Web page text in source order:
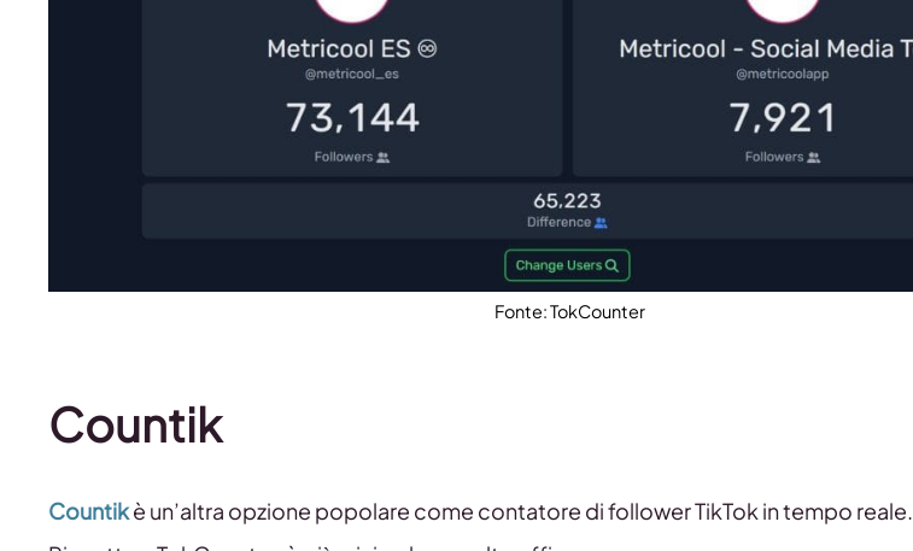
Fonte: TokCounter
Countik
Countikè un’altra opzione popolare come contatore di follower TikTok in tempo reale.